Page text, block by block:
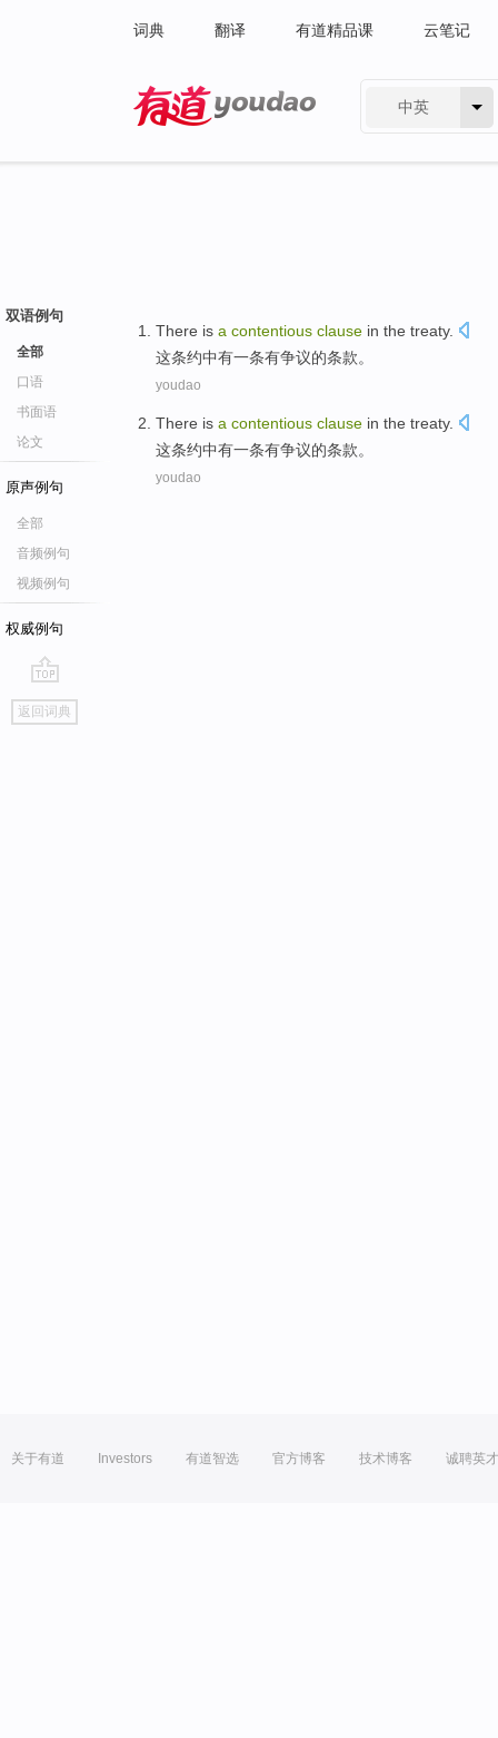
词典 翻译 有道精品课 云笔记
中英
双语例句
全部
口语
书面语
论文
原声例句
全部
音频例句
视频例句
权威例句
go
top
返回词典
There is a contentious clause in the treaty.
这条约中有一条有争议的条款。
youdao
There is a contentious clause in the treaty.
这条约中有一条有争议的条款。
youdao
关于有道 Investors 有道智选 官方博客 技术博客 诚聘英才